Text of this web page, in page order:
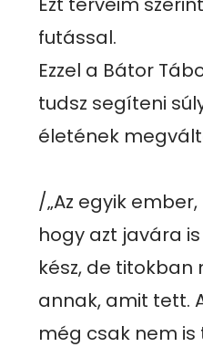
futással.
Ezzel a Bátor
tudsz segíteni
életének
/„Az egyik
hogy azt javára
kész, de
annak, amit tett.
még csak nem